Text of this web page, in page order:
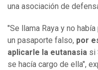
una asociación de
"Se llama Raya y no
un pasaporte falso, por
aplicarle la eutanasia si
se hacía cargo de ella",